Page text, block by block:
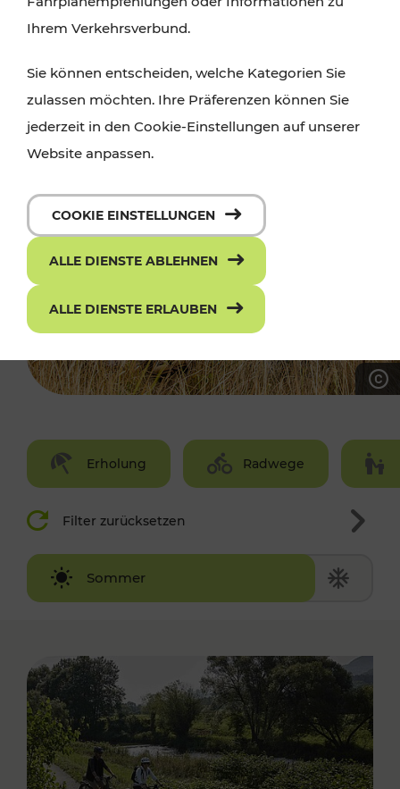
Erholung Radwege
Filter zurücksetzen
Sommer
Winter
Ihrem Verkehrsverbund.
Sie können entscheiden, welche Kategorien Sie
zulassen möchten. Ihre Präferenzen können Sie
jederzeit in den Cookie-Einstellungen auf unserer
Website anpassen.
COOKIE EINSTELLUNGEN
ALLE DIENSTE ABLEHNEN
ALLE DIENSTE ERLAUBEN